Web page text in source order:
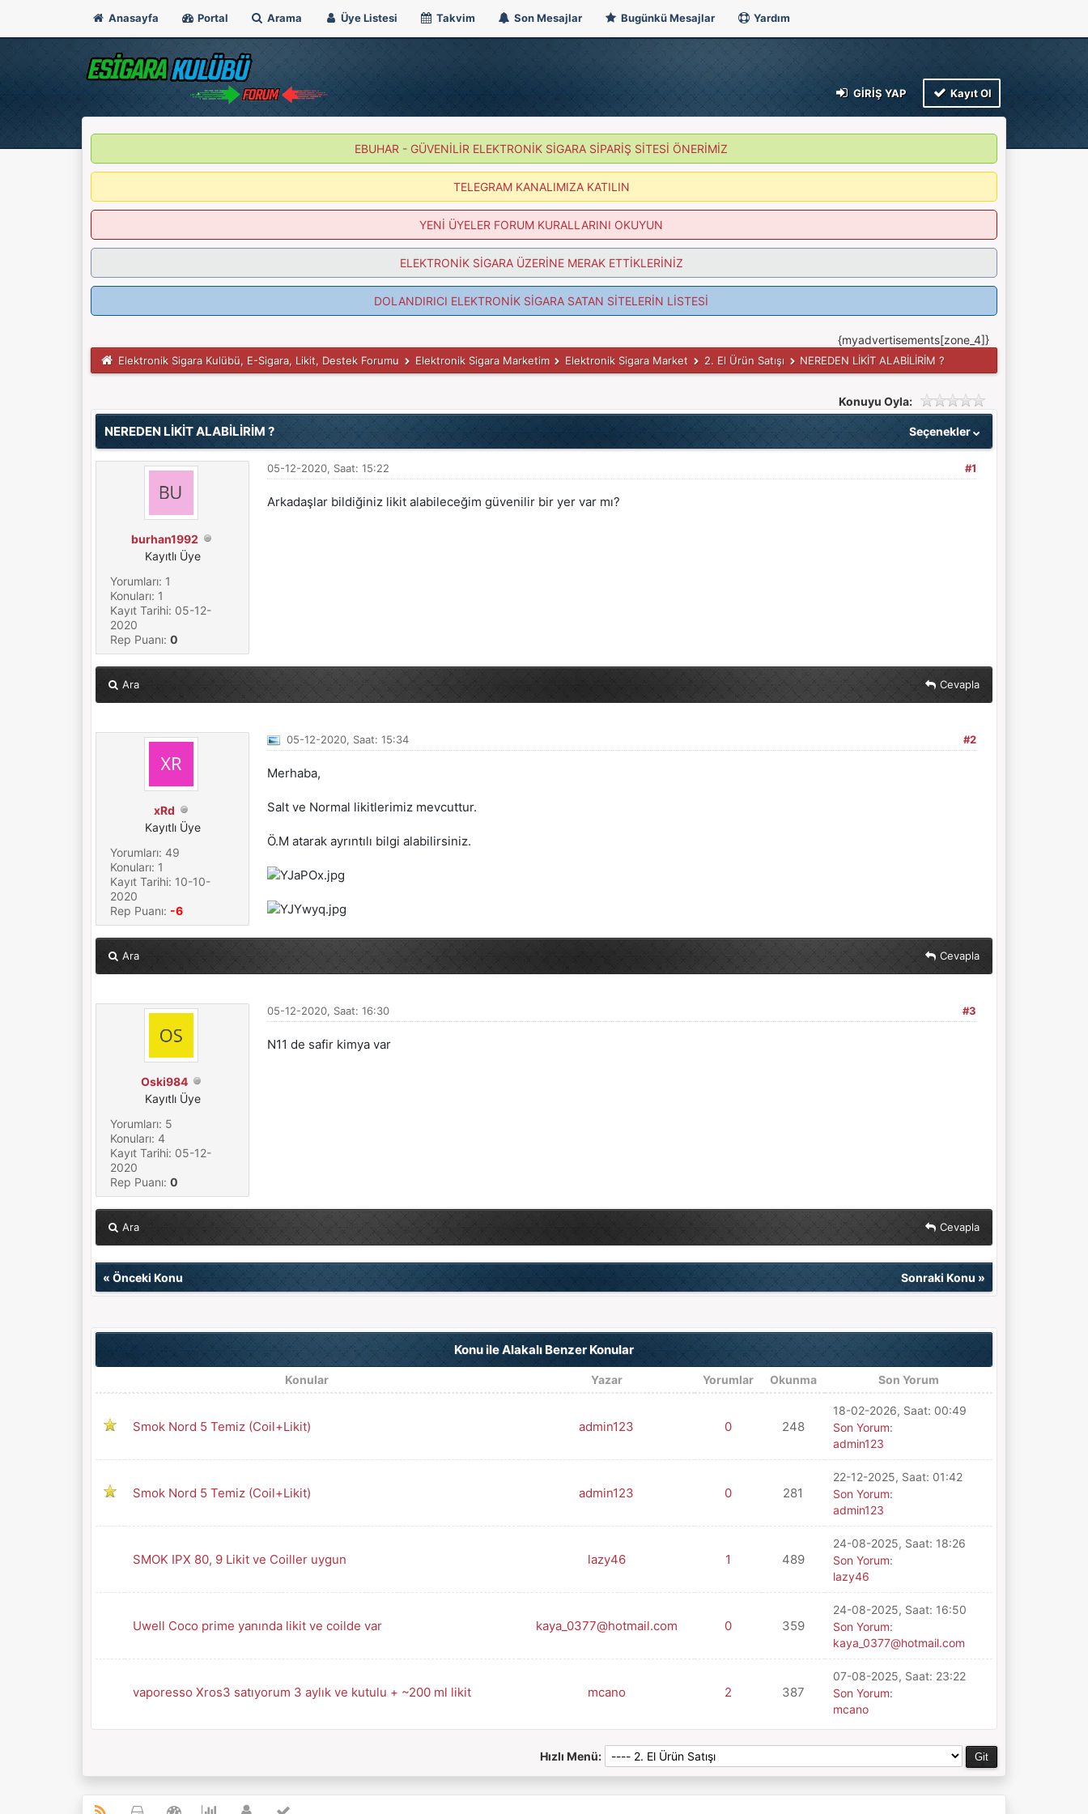
Anasayfa Portal Arama Üye Listesi Takvim Son Mesajlar Bugünkü Mesajlar Yardım
GIRIŞ YAP Kayıt Ol
EBUHAR - GÜVENİLİR ELEKTRONİK SİGARA SİPARİŞ SİTESİ ÖNERİMİZ
TELEGRAM KANALIMIZA KATILIN
YENİ ÜYELER FORUM KURALLARINI OKUYUN
ELEKTRONİK SİGARA ÜZERİNE MERAK ETTİKLERİNİZ
DOLANDIRICI ELEKTRONİK SİGARA SATAN SİTELERİN LİSTESİ
{myadvertisements[zone_4]}
Elektronik Sigara Kulübü, E-Sigara, Likit, Destek Forumu Elektronik Sigara Marketim Elektronik Sigara Market 2. El Ürün Satışı NEREDEN LİKİT ALABİLİRİM ?
Konuyu Oyla:
Seçenekler
NEREDEN LİKİT ALABİLİRİM ?
burhan1992
Kayıtlı Üye
Yorumları: 1
Konuları: 1
Kayıt Tarihi: 05-12-
2020
Rep Puanı:0
#1
05-12-2020, Saat: 15:22
Arkadaşlar bildiğiniz likit alabileceğim güvenilir bir yer var mı?
Ara Cevapla
xRd
Kayıtlı Üye
Yorumları: 49
Konuları: 1
Kayıt Tarihi: 10-10-
2020
Rep Puanı: -6
#2
05-12-2020, Saat: 15:34
Merhaba,
Salt ve Normal likitlerimiz mevcuttur.
Ö.M atarak ayrıntılı bilgi alabilirsiniz.
Ara Cevapla
Oski984
Kayıtlı Üye
Yorumları: 5
Konuları: 4
Kayıt Tarihi: 05-12-
2020
Rep Puanı:0
#3
05-12-2020, Saat: 16:30
N11 de safir kimya var
Ara Cevapla
« Önceki Konu Sonraki Konu »
Konu ile Alakalı Benzer Konular
Konular Yazar Yorumlar Okunma Son Yorum
Smok Nord 5 Temiz (Coil+Likit) admin123 0 248
18-02-2026, Saat: 00:49
Son Yorum:
admin123
Smok Nord 5 Temiz (Coil+Likit) admin123 0 281
22-12-2025, Saat: 01:42
Son Yorum:
admin123
SMOK IPX 80, 9 Likit ve Coiller uygun lazy46 1 489
24-08-2025, Saat: 18:26
Son Yorum:
lazy46
Uwell Coco prime yanında likit ve coilde var kaya_0377@hotmail.com 0 359
24-08-2025, Saat: 16:50
Son Yorum:
kaya_0377@hotmail.com
vaporesso Xros3 satıyorum 3 aylık ve kutulu + ~200 ml likit mcano 2 387
07-08-2025, Saat: 23:22
Son Yorum:
mcano
Hızlı Menü: